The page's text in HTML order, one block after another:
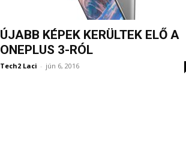
ÚJABB KÉPEK KERÜLTEK ELŐ A
ONEPLUS 3-RÓL
Tech2 Laci - jún 6, 2016